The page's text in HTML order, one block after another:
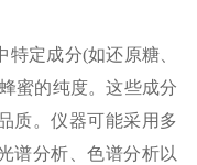
定成分(如还原糖、
蜜的纯度。这些成分
质。仪器可能采用多
谱分析、色谱分析以